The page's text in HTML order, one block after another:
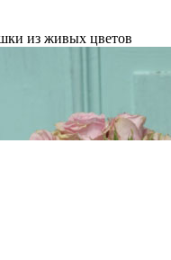
из живых цветов